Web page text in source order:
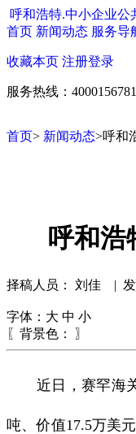
呼和浩特.中小企业公
首页 新闻动态 服务导
收藏本页 注册登录
服务热线：4000156781
首页> 新闻动态>呼和
呼和浩
择稿人员： 刘佳 | 发
字体： 大 中 小
〖背景色： 〗
近日，赛罕海关
吨、价值17.5万美